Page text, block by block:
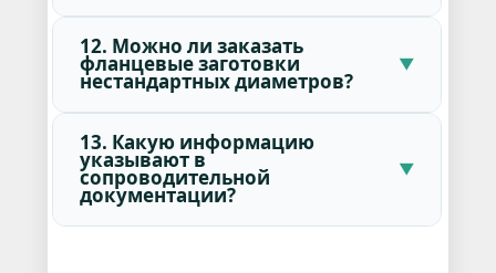
12. Можно ли заказать
фланцевые заготовки
нестандартных диаметров?
13. Какую информацию
указывают в
сопроводительной
документации?